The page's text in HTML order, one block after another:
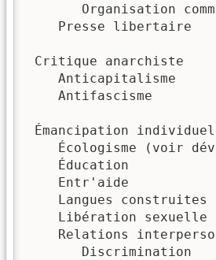
Organisation
    Presse libertaire
Critique anarchiste
    Anticapitalisme
    Antifascisme
Émancipation
Écologisme (voir
    Éducation
    Entr'aide
Langues construites
Libération sexuelle
Relations
       Discrimination